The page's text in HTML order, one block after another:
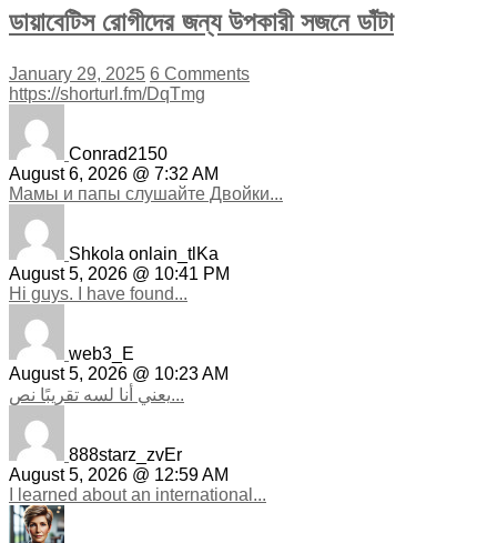
ডায়াবেটিস রোগীদের জন্য উপকারী সজনে ডাঁটা
January 29, 2025 6 Comments
https://shorturl.fm/DqTmg
Conrad2150
August 6, 2026 @ 7:32 AM
Мамы и папы слушайте Двойки...
Shkola onlain_tlKa
August 5, 2026 @ 10:41 PM
Hi guys. I have found...
web3_E
August 5, 2026 @ 10:23 AM
يعني أنا لسه تقريبًا نص...
888starz_zvEr
August 5, 2026 @ 12:59 AM
I learned about an international...